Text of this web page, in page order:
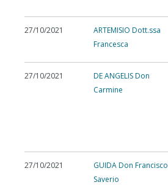
27/10/2021
ARTEMISIO Dott.ssa
Francesca
27/10/2021
DE ANGELIS Don
Carmine
27/10/2021
GUIDA Don Francisco
Saverio